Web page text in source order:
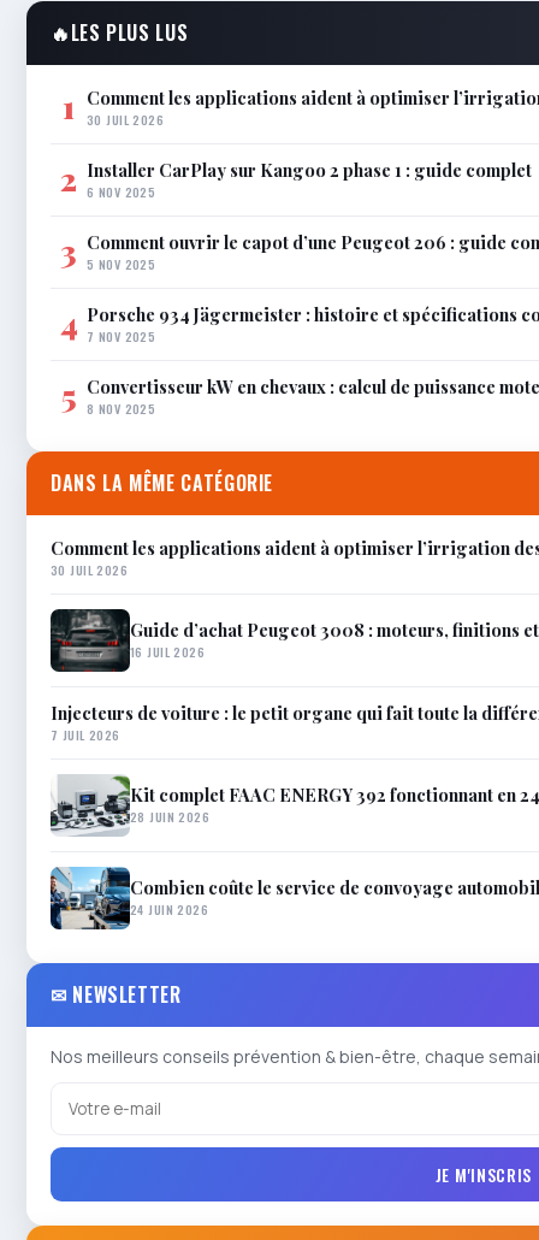
🔥LES PLUS LUS
1 Comment les applications aident à optimiser
30 JUIL 2026
2 Installer CarPlay sur Kangoo 2 phase 1 : guide complet
6 NOV 2025
3 Comment ouvrir le capot d’une Peugeot 206 : guide
5 NOV 2025
4 Porsche 934 Jägermeister : histoire et spécifications
7 NOV 2025
5 Convertisseur kW en chevaux : calcul de puissance
8 NOV 2025
DANS LA MÊME CATÉGORIE
Comment les applications aident à optimiser l’irrigation
30 JUIL 2026
Guide d’achat Peugeot 3008 : moteurs, finitions
16 JUIL 2026
Injecteurs de voiture : le petit organe qui fait toute la
7 JUIL 2026
Kit complet FAAC ENERGY 392 fonctionnant en
28 JUIN 2026
Combien coûte le service de convoyage
24 JUIN 2026
✉ NEWSLETTER
Nos meilleurs conseils prévention & bien-être, chaque
JE M'INSCRIS